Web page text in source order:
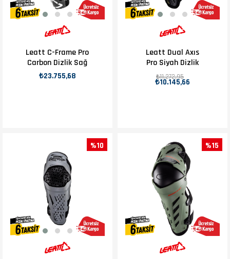
Leatt C-Frame Pro
Carbon Dizlik Sağ
₺23.755,68
Leatt Dual Axıs
Pro Siyah Dizlik
₺10.145,66
₺11.272,95
%10 %15